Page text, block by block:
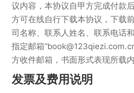
议内容，本协议自甲方完成付款
方可在线自行下载本协议，下载
司名称、联系人姓名、联系电话
指定邮箱
方收件邮箱，书面形式表现所载内
发票及费用说明